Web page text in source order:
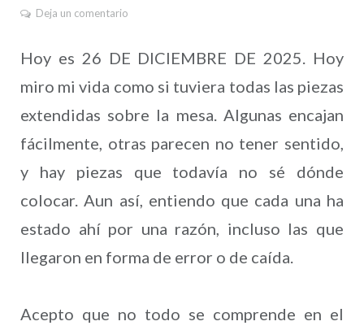
Deja un comentario
Hoy es 26 DE DICIEMBRE DE 2025. Hoy
miro mi vida como si tuviera todas las piezas
extendidas sobre la mesa. Algunas encajan
fácilmente, otras parecen no tener sentido,
y hay piezas que todavía no sé dónde
colocar. Aun así, entiendo que cada una ha
estado ahí por una razón, incluso las que
llegaron en forma de error o de caída.
Acepto que no todo se comprende en el